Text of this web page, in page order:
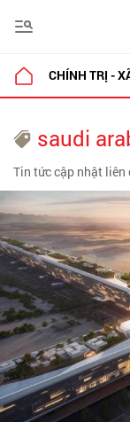
CHÍNH TRỊ -
saudi
Tin tức cập nhật liên